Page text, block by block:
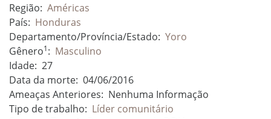
Região: Américas
País: Honduras
Departamento/Província/Estado: Yoro
Gênero1: Masculino
Idade: 27
Data da morte: 04/06/2016
Ameaças Anteriores: Nenhuma Informação
Tipo de trabalho: Líder comunitário